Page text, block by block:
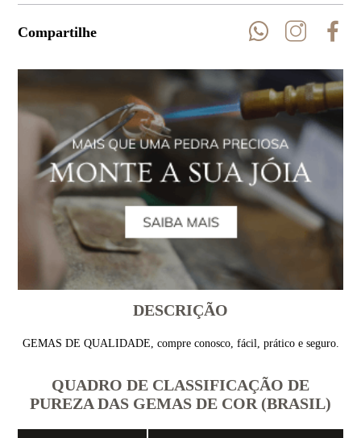
Compartilhe
DESCRIÇÃO
GEMAS DE QUALIDADE, compre conosco, fácil, prático e seguro.
QUADRO DE CLASSIFICAÇÃO DE
PUREZA DAS GEMAS DE COR (BRASIL)